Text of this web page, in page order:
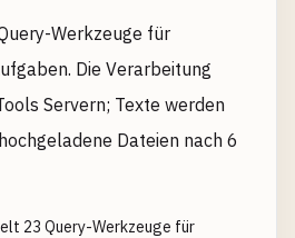
Werkzeuge für
Die Verarbeitung
Servern; Texte werden
Dateien nach 6
23 Query-Werkzeuge für